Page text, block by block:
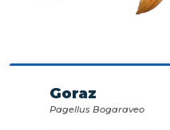
Goraz
Pagellus Bogaraveo